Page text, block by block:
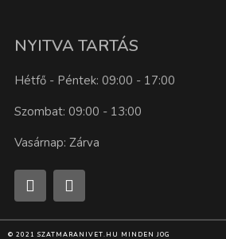
NYITVA TARTÁS
Hétfő - Péntek: 09:00 - 17:00
Szombat: 09:00 - 13:00
Vasárnap: Zárva
© 2021 SZATMARANIVET.HU MINDEN JOG